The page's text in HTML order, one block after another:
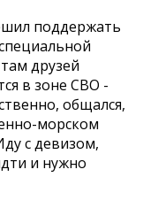
поддержать
друзей
в зоне СВО -
общался,
морском
с девизом,
и нужно